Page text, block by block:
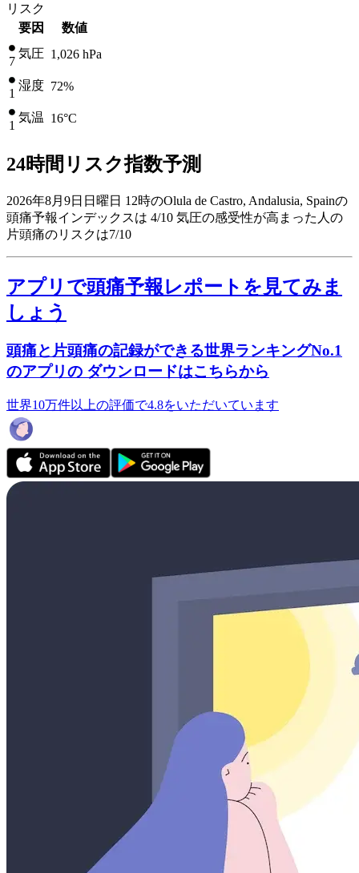
リスク
要因
数値
7
気圧 1,026 hPa
1
湿度 72%
1
気温 16°C
24時間リスク指数予測
2026年8月9日日曜日 12時のOlula de Castro, Andalusia, Spainの
頭痛予報インデックスは 4/10 気圧の感受性が高まった人の
片頭痛のリスクは7/10
アプリで頭痛予報レポートを見てみま
しょう
頭痛と片頭痛の記録ができる世界ランキングNo.1
のアプリの ダウンロードはこちらから
世界10万件以上の評価で4.8をいただいています